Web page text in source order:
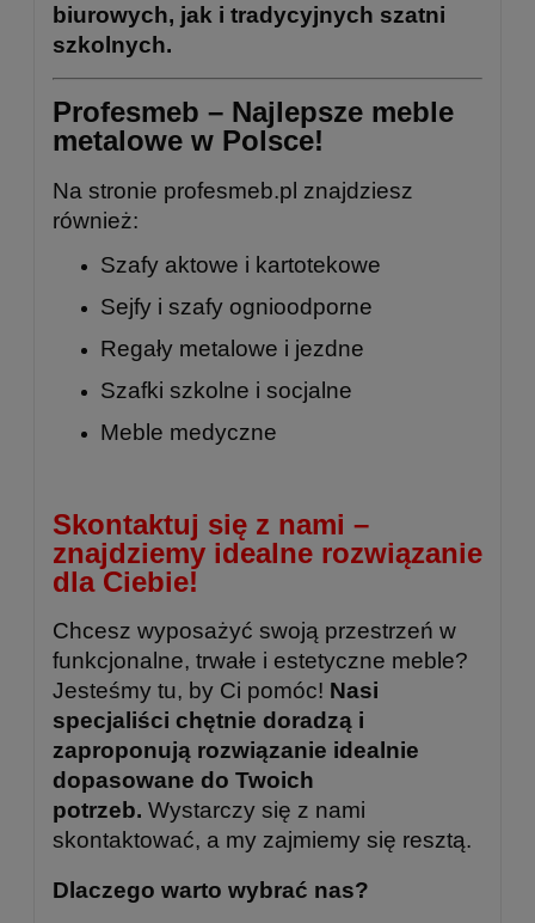
biurowych, jak i tradycyjnych szatni
szkolnych.
Profesmeb – Najlepsze meble
metalowe w Polsce!
Na stronie profesmeb.pl znajdziesz
również:
Szafy aktowe i kartotekowe
Sejfy i szafy ognioodporne
Regały metalowe i jezdne
Szafki szkolne i socjalne
Meble medyczne
Skontaktuj się z nami –
znajdziemy idealne rozwiązanie
dla Ciebie!
Chcesz wyposażyć swoją przestrzeń w
funkcjonalne, trwałe i estetyczne meble?
Jesteśmy tu, by Ci pomóc! Nasi
specjaliści chętnie doradzą i
zaproponują rozwiązanie idealnie
dopasowane do Twoich
potrzeb. Wystarczy się z nami
skontaktować, a my zajmiemy się resztą.
Dlaczego warto wybrać nas?